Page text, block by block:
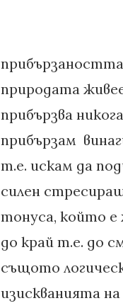
природата
прибързва
прибързам
т.е. искам да
силен
тонуса, който е
до край т.е. до
същото
изискванията